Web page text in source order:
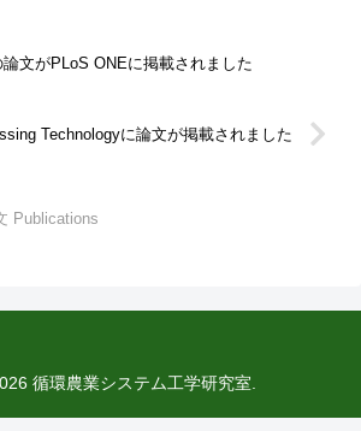
文がPLoS ONEに掲載されました
Technologyに論文が掲載されました
Publications
循環農業システム工学研究室.